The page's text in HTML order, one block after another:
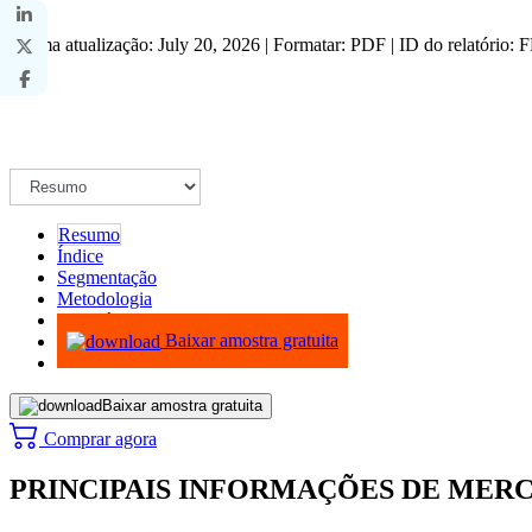
Última atualização: July 20, 2026 | Formatar: PDF | ID do relatório:
Resumo
Índice
Segmentação
Metodologia
Infográficos
Baixar amostra gratuita
Baixar amostra gratuita
Comprar agora
PRINCIPAIS INFORMAÇÕES DE